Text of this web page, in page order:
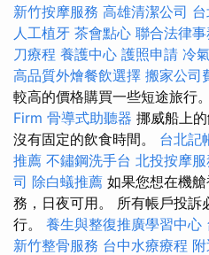
新竹按摩服務 高雄清潔公司
人工植牙 茶會點心 聯合法律
刀療程 養護中心 護照申請 冷
高品質外燴餐飲選擇 搬家公司
較高的價格購買一些短途旅行。
Firm 骨導式助聽器 挪威船上
沒有固定的飲食時間。 台北記
推薦 不鏽鋼洗手台 北投按摩服
司 除白蟻推薦 如果您想在機
務，日夜可用。 所有帳戶投訴
行。 養生與整復推廣學習中心
新竹整骨服務 台中水療療程